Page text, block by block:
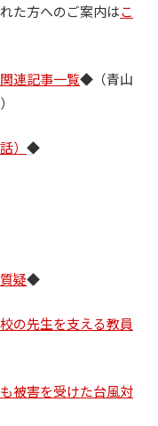
た方へのご案内はこ
連記事一覧◆（青山
） ◆
疑◆
の先生を支える教員
被害を受けた台風対